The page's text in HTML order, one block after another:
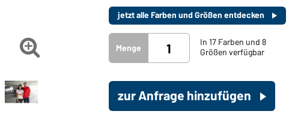

jetzt alle Farben und Größen entdecken
Menge
In 17 Farben und 8
Größen verfügbar
zur Anfrage hinzufügen